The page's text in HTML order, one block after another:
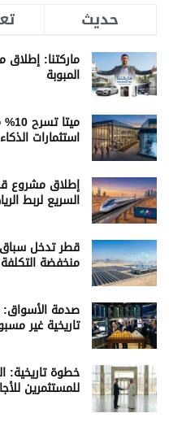
حديث
ماركتنا: إطلاق
المبوبة
استثمارات
إطلاق مشروع
السريع لربط
قطر تدخل سباق
منخفضة التكلفة
صدمة الأسواق:
تاريخية غير
خطوة تاريخية:
للمستثمرين